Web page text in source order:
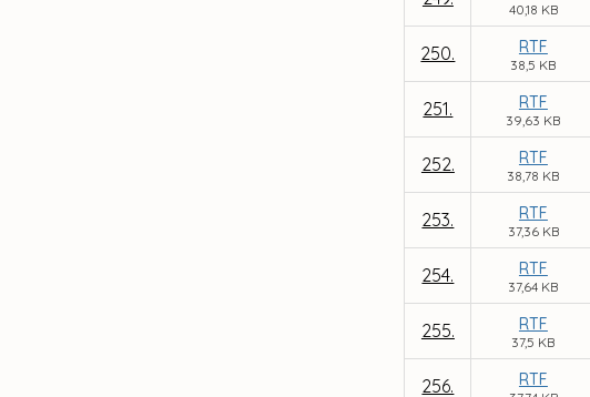
40,18 KB
250. RTF
38,5 KB
251. RTF
39,63 KB
252. RTF
38,78 KB
253. RTF
37,36 KB
254. RTF
37,64 KB
255. RTF
37,5 KB
256. RTF